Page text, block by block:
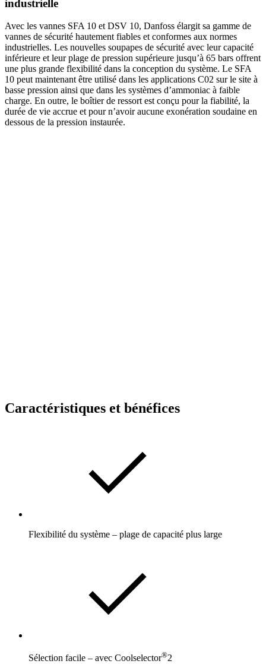
industrielle
Avec les vannes SFA 10 et DSV 10, Danfoss élargit sa gamme de
vannes de sécurité hautement fiables et conformes aux normes
industrielles. Les nouvelles soupapes de sécurité avec leur capacité
inférieure et leur plage de pression supérieure jusqu’à 65 bars offrent
une plus grande flexibilité dans la conception du système. Le SFA
10 peut maintenant être utilisé dans les applications C02 sur le site à
basse pression ainsi que dans les systèmes d’ammoniac à faible
charge. En outre, le boîtier de ressort est conçu pour la fiabilité, la
durée de vie accrue et pour n’avoir aucune exonération soudaine en
dessous de la pression instaurée.
Caractéristiques et bénéfices
Flexibilité du système – plage de capacité plus large
Sélection facile – avec Coolselector®2